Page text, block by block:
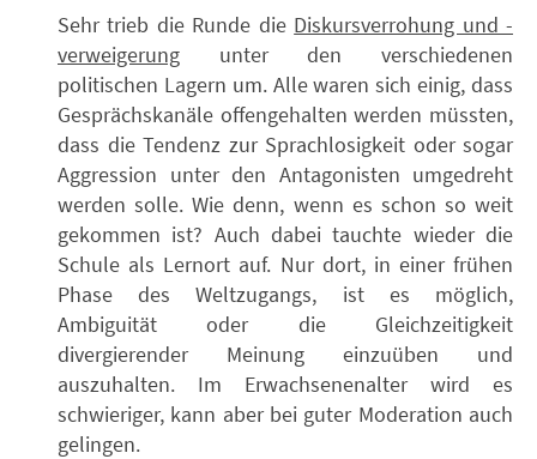
Sehr trieb die Runde die Diskursverrohung und -
verweigerung unter den verschiedenen
politischen Lagern um. Alle waren sich einig, dass
Gesprächskanäle offengehalten werden müssten,
dass die Tendenz zur Sprachlosigkeit oder sogar
Aggression unter den Antagonisten umgedreht
werden solle. Wie denn, wenn es schon so weit
gekommen ist? Auch dabei tauchte wieder die
Schule als Lernort auf. Nur dort, in einer frühen
Phase des Weltzugangs, ist es möglich,
Ambiguität oder die Gleichzeitigkeit
divergierender Meinung einzuüben und
auszuhalten. Im Erwachsenenalter wird es
schwieriger, kann aber bei guter Moderation auch
gelingen.